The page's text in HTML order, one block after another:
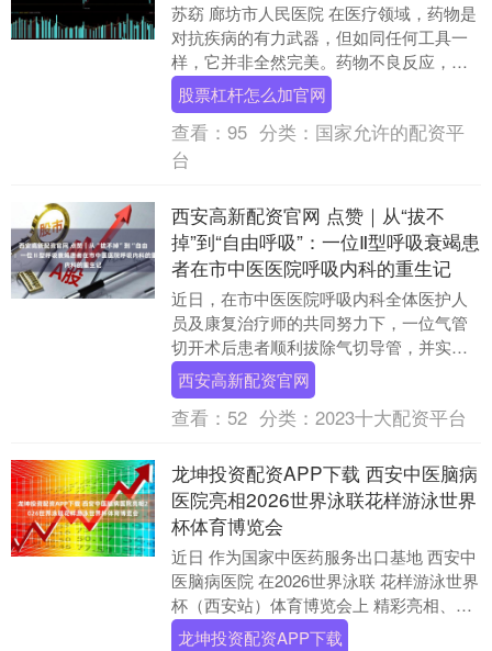
苏窈 廊坊市人民医院 在医疗领域，药物是
对抗疾病的有力武器，但如同任何工具一
样，它并非全然完美。药物不良反应，作
为药物使用过程中可能出现的“副产品”，时
刻影响着....
股票杠杆怎么加官网
查看： 95 分类： 国家允许的配资平
台
西安高新配资官网 点赞｜从“拔不
掉”到“自由呼吸”：一位Ⅱ型呼吸衰竭患
者在市中医医院呼吸内科的重生记
近日，在市中医医院呼吸内科全体医护人
员及康复治疗师的共同努力下，一位气管
切开术后患者顺利拔除气切导管，并实现
自主呼吸。这不仅是一位患者的胜利，更
是该院呼吸内科精....
西安高新配资官网
查看： 52 分类： 2023十大配资平台
龙坤投资配资APP下载 西安中医脑病
医院亮相2026世界泳联花样游泳世界
杯体育博览会
近日 作为国家中医药服务出口基地 西安中
医脑病医院 在2026世界泳联 花样游泳世界
杯（西安站）体育博览会上 精彩亮相、备
受关注！ 我院借势国际赛事舞台 将东方....
龙坤投资配资APP下载